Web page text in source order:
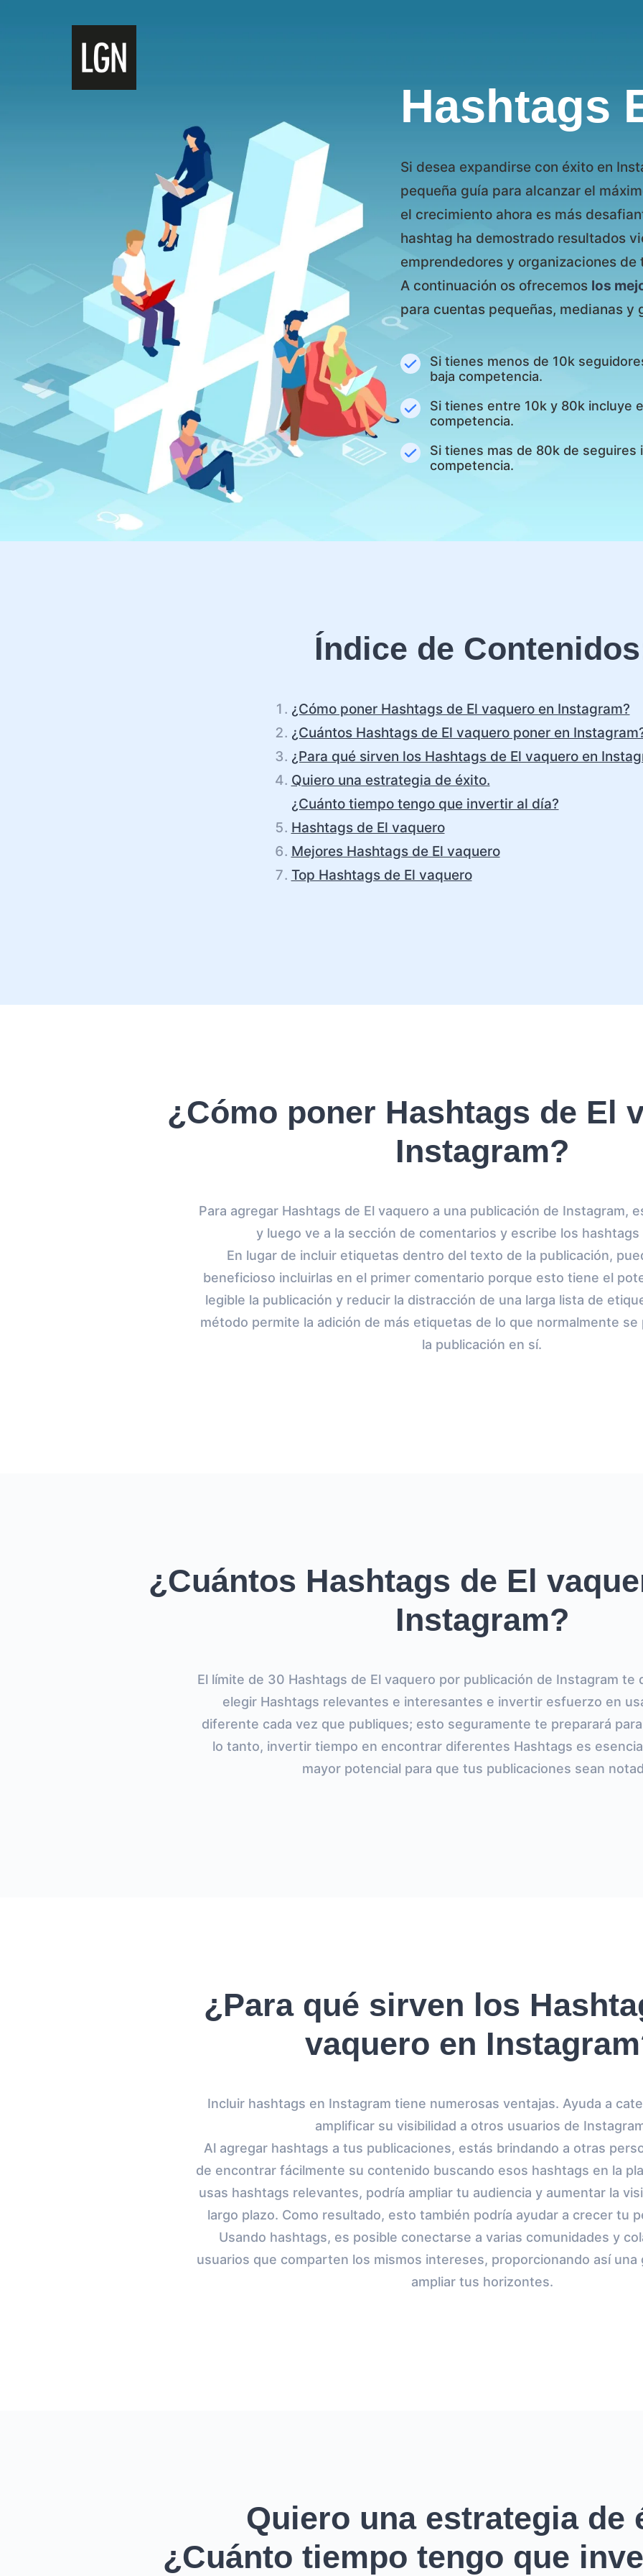
Hashtags
Si desea expandirse con éxito en
pequeña guía para alcanzar el
el crecimiento ahora es más
hashtag ha demostrado resultados
emprendedores y organizaciones de
A continuación os ofrecemos los
para cuentas pequeñas, medianas y
Si tienes menos de 10k
baja competencia.
Si tienes entre 10k y 80k incluye
competencia.
Si tienes mas de 80k de seguires
competencia.
Índice de
¿Cómo poner Hashtags de El vaquero en Instagram?
¿Cuántos Hashtags de El vaquero poner en
¿Para qué sirven los Hashtags de El vaquero en
Quiero una estrategia de éxito.
¿Cuánto tiempo tengo que invertir al día?
Hashtags de El vaquero
Mejores Hashtags de El vaquero
Top Hashtags de El vaquero
¿Cómo poner Hashtags de El
Instagram?
Para agregar Hashtags de El vaquero a una publicación de Instagram,
y luego ve a la sección de comentarios y escribe los hashtags
En lugar de incluir etiquetas dentro del texto de la publicación,
beneficioso incluirlas en el primer comentario porque esto tiene el
legible la publicación y reducir la distracción de una larga lista de
método permite la adición de más etiquetas de lo que normalmente
la publicación en sí.
¿Cuántos Hashtags de El
Instagram?
El límite de 30 Hashtags de El vaquero por publicación de Instagram te
elegir Hashtags relevantes e interesantes e invertir esfuerzo en
diferente cada vez que publiques; esto seguramente te preparará
lo tanto, invertir tiempo en encontrar diferentes Hashtags es
mayor potencial para que tus publicaciones sean
¿Para qué sirven los
vaquero en
Incluir hashtags en Instagram tiene numerosas ventajas. Ayuda a
amplificar su visibilidad a otros usuarios de
Al agregar hashtags a tus publicaciones, estás brindando a otras
de encontrar fácilmente su contenido buscando esos hashtags en la
usas hashtags relevantes, podría ampliar tu audiencia y aumentar la
largo plazo. Como resultado, esto también podría ayudar a crecer tu
Usando hashtags, es posible conectarse a varias comunidades y
usuarios que comparten los mismos intereses, proporcionando así
ampliar tus horizontes.
Quiero una estrategia de
¿Cuánto tiempo tengo que